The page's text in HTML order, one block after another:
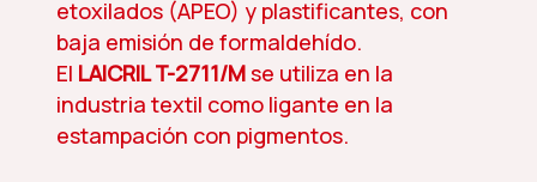
etoxilados (APEO) y plastificantes, con
baja emisión de formaldehído.
El LAICRIL T-2711/Mse utiliza en la
industria textil como ligante en la
estampación con pigmentos.